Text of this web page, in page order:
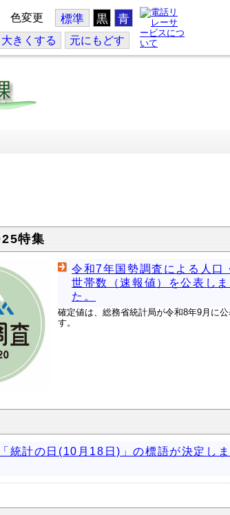
色変更 標準 黒 青
大きくする 元にもどす
特集
令和7年国勢調査による人口
世帯数（速報値）を公表しま
た。
確定値は、総務省統計局が令和8年9月に
す。
統計の日(10月18日)」の標語が決定しま